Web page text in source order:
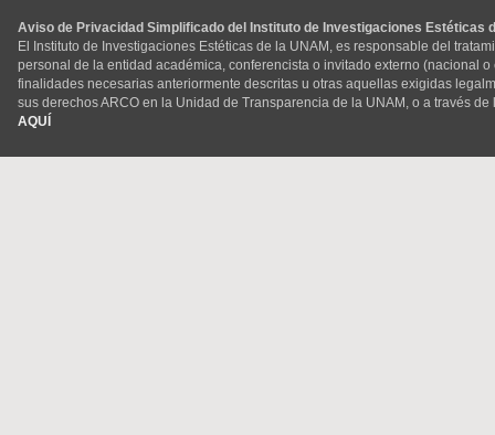
Aviso de Privacidad Simplificado del Instituto de Investigaciones Estéticas
El Instituto de Investigaciones Estéticas de la UNAM, es responsable del
personal de la entidad académica, conferencista o invitado externo (nacional
finalidades necesarias anteriormente descritas u otras aquellas exigidas
sus derechos ARCO en la Unidad de Transparencia de la UNAM, o a través
AQUÍ